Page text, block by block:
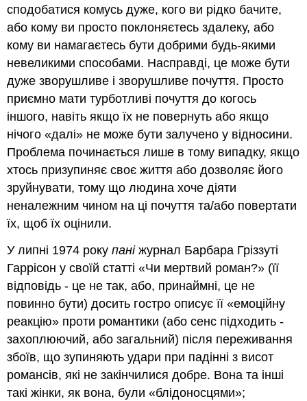
сподобатися комусь дуже, кого ви рідко бачите,
або кому ви просто поклоняєтесь здалеку, або
кому ви намагаєтесь бути добрими будь-якими
невеликими способами. Насправді, це може бути
дуже зворушливе і зворушливе почуття. Просто
приємно мати турботливі почуття до когось
іншого, навіть якщо їх не повернуть або якщо
нічого «далі» не може бути залучено у відносини.
Проблема починається лише в тому випадку, якщо
хтось призупиняє своє життя або дозволяє його
зруйнувати, тому що людина хоче діяти
неналежним чином на ці почуття та/або повертати
їх, щоб їх оцінили.
У липні 1974 рокупаніжурнал Барбара Гріззуті
Гаррісон у своїй статті «Чи мертвий роман?» (її
відповідь - це не так, або, принаймні, це не
повинно бути) досить гостро описує її «емоційну
реакцію» проти романтики (або сенс підходить -
захоплюючий, або загальний) після переживання
збоїв, що зупиняють удари при падінні з висот
романсів, які не закінчилися добре. Вона та інші
такі жінки, як вона, були «блідоносцями»;